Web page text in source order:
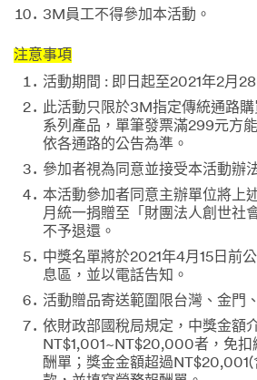
3M員工不得參加本活動。
注意事項
活動期間 : 即日起至2021年2月28
此活動只限於3M指定傳統通路
系列產品，單筆發票滿299元方
依各通路的公告為準。
參加者視為同意並接受本活動辦
本活動參加者同意主辦單位將上
月統一捐贈至「財團法人創世社
不予退還。
中獎名單將於2021年4月15日前
息區，並以電話告知。
活動贈品寄送範圍限台灣、金門
依財政部國稅局規定，中獎金額
NT$1,001~NT$20,000者，免扣
酬單；獎金金額超過NT$20,001(